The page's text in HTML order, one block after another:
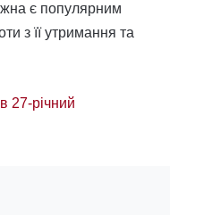
є популярним
з її утримання та
27-річний